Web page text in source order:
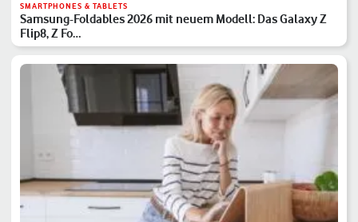
SMARTPHONES & TABLETS
Samsung-Foldables 2026 mit neuem Modell: Das Galaxy Z
Flip8, Z Fo…